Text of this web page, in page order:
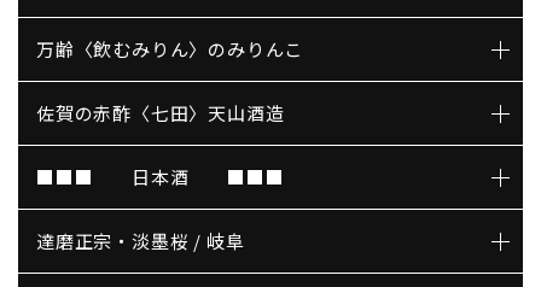
万齢〈飲むみりん〉のみりんこ
佐賀の赤酢〈七田〉天山酒造
■■■ 日本酒 ■■■
達磨正宗・淡墨桜 / 岐阜